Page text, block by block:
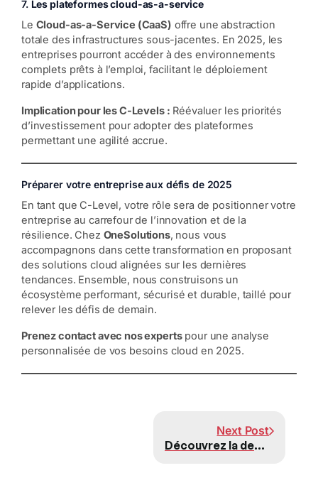
7. Les plateformes cloud-as-a-service
Le Cloud-as-a-Service (CaaS) offre une abstraction
totale des infrastructures sous-jacentes. En 2025, les
entreprises pourront accéder à des environnements
complets prêts à l’emploi, facilitant le déploiement
rapide d’applications.
Implication pour les C-Levels : Réévaluer les priorités
d’investissement pour adopter des plateformes
permettant une agilité accrue.
Préparer votre entreprise aux défis de 2025
En tant que C-Level, votre rôle sera de positionner votre
entreprise au carrefour de l’innovation et de la
résilience. Chez OneSolutions, nous vous
accompagnons dans cette transformation en proposant
des solutions cloud alignées sur les dernières
tendances. Ensemble, nous construisons un
écosystème performant, sécurisé et durable, taillé pour
relever les défis de demain.
Prenez contact avec nos expertspour une analyse
personnalisée de vos besoins cloud en 2025.
Next Post
Découvrez la dernière version d’Odoo : un atout stratégique pour votre entreprise !